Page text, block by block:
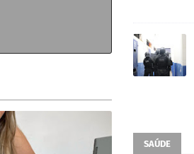
SAÚDE